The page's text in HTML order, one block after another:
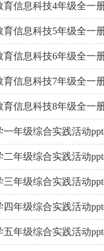
育信息科技4年级全一
育信息科技5年级全一
育信息科技6年级全一
育信息科技7年级全
育信息科技8年级全
一年级综合实践活动
二年级综合实践活动
三年级综合实践活动
四年级综合实践活动
五年级综合实践活动